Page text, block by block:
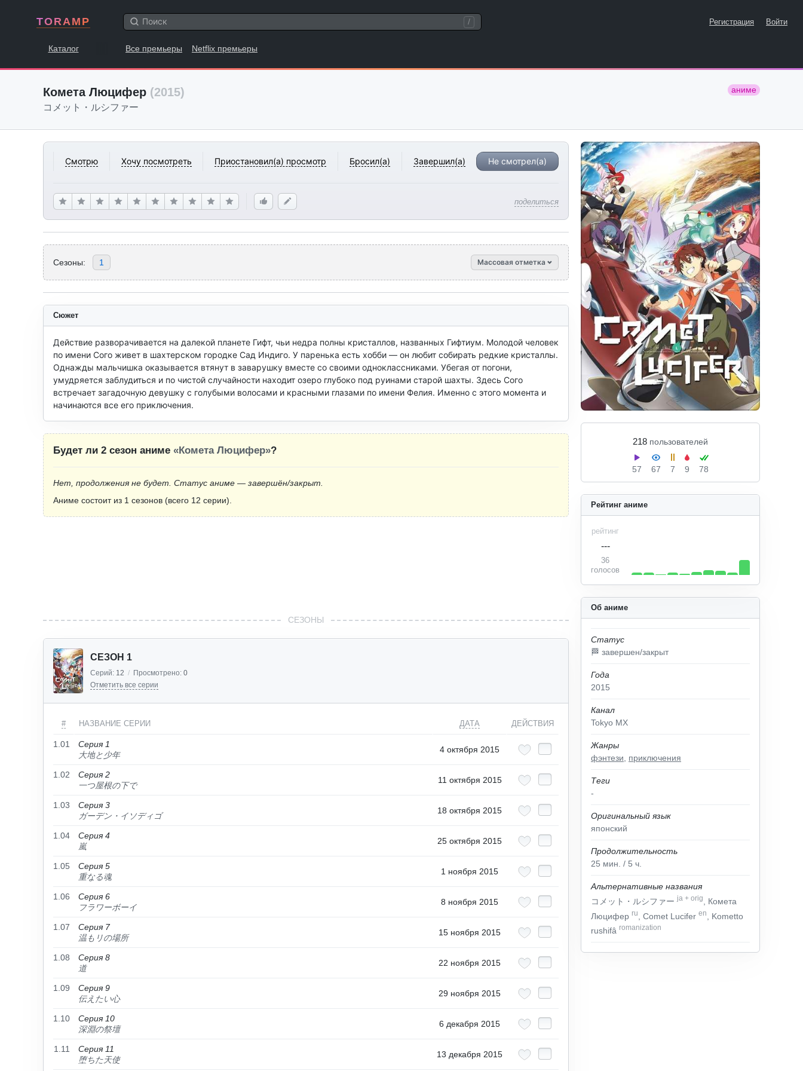
TORAMP / Регистрация Войти
Каталог Все премьеры Netflix премьеры
Комета Люцифер (2015) аниме
コメット・ルシファー
Смотрю Хочу посмотреть Приостановил(а) просмотр Бросил(а) Завершил(а) Не смотрел(а)
поделиться
218 пользователей
57 67 7 9 78
Сезоны: 1 Массовая отметка
Об аниме
Статус
🏁 завершен/закрыт
Года
2015
Канал
Tokyo MX
Жанры
фэнтези
приключения
Теги
-
Оригинальный язык
японский
Продолжительность
25 мин. / 5 ч.
Альтернативные названия
コメット・ルシファーja + orig
, Комета
Люцифер ru , Comet Lucifer en
, Kometto
rushifâ romanization
Рейтинг аниме
рейтинг
---
36
голосов
Сюжет
Действие разворачивается на далекой планете Гифт, чьи недра полны кристаллов, названных Гифтиум. Молодой человек
по имени Сого живет в шахтерском городке Сад Индиго. У паренька есть хобби — он любит собирать редкие кристаллы.
Однажды мальчишка оказывается втянут в заварушку вместе со своими одноклассниками. Убегая от погони,
умудряется заблудиться и по чистой случайности находит озеро глубоко под руинами старой шахты. Здесь Сого
встречает загадочную девушку с голубыми волосами и красными глазами по имени Фелия. Именно с этого момента и
начинаются все его приключения.
Будет ли 2 сезон аниме «Комета Люцифер»?
Нет, продолжения не будет. Статус аниме — завершён/закрыт.
Аниме состоит из 1 сезонов (всего 12 серии).
СЕЗОНЫ
СЕЗОН 1
Серий: 12 / Просмотрено: 0
Отметить все серии
# НАЗВАНИЕ СЕРИИ ДАТА ДЕЙСТВИЯ
1.01
Серия 1
大地と少年
4 октября 2015
1.02
Серия 2
一つ屋根の下で
11 октября 2015
1.03
Серия 3
ガーデン・イソディゴ
18 октября 2015
1.04
Серия 4
嵐
25 октября 2015
1.05
Серия 5
重なる魂
1 ноября 2015
1.06
Серия 6
フラワーボーイ
8 ноября 2015
1.07
Серия 7
温もリの場所
15 ноября 2015
1.08
Серия 8
道
22 ноября 2015
1.09
Серия 9
伝えたい心
29 ноября 2015
1.10
Серия 10
深淵の祭壇
6 декабря 2015
1.11
Серия 11
堕ちた天使
13 декабря 2015